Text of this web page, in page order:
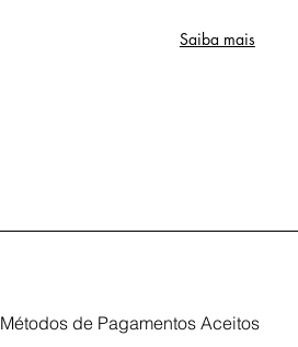
Saiba mais
Métodos de Pagamentos Aceitos